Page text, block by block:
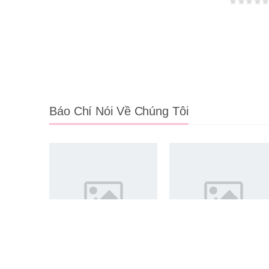
Báo Chí Nói Về Chúng Tôi